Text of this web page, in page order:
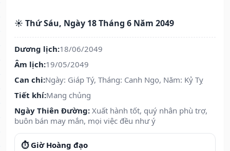
☀️ Thứ Sáu, Ngày 18 Tháng 6 Năm 2049
Dương lịch:18/06/2049
Âm lịch:19/05/2049
Can chi:Ngày: Giáp Tý, Tháng: Canh Ngọ, Năm: Kỷ Tỵ
Tiết khí:Mang chủng
Ngày Thiên Đường: Xuất hành tốt, quý nhân phù trợ,
buôn bán may mắn, mọi việc đều như ý
⏱️ Giờ Hoàng đạo